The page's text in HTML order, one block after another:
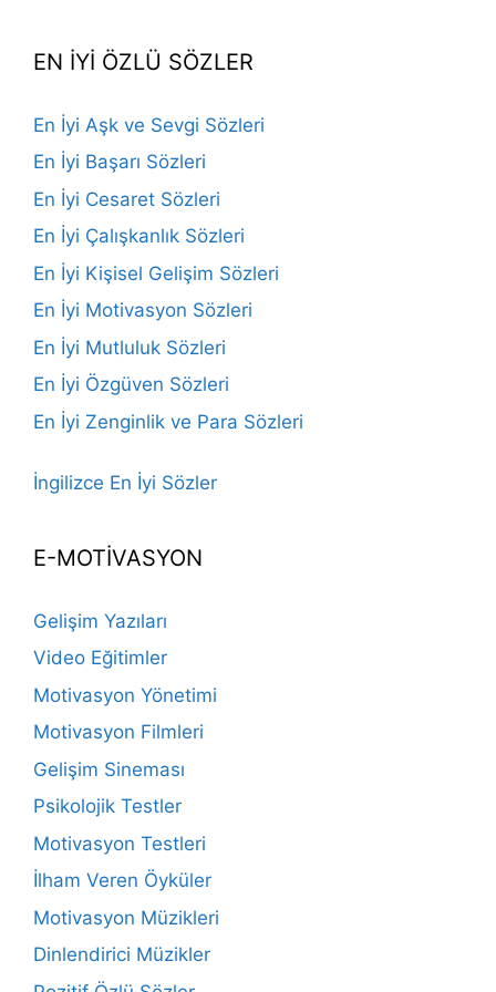
EN İYİ ÖZLÜ SÖZLER
En İyi Aşk ve Sevgi Sözleri
En İyi Başarı Sözleri
En İyi Cesaret Sözleri
En İyi Çalışkanlık Sözleri
En İyi Kişisel Gelişim Sözleri
En İyi Motivasyon Sözleri
En İyi Mutluluk Sözleri
En İyi Özgüven Sözleri
En İyi Zenginlik ve Para Sözleri
İngilizce En İyi Sözler
E-MOTİVASYON
Gelişim Yazıları
Video Eğitimler
Motivasyon Yönetimi
Motivasyon Filmleri
Gelişim Sineması
Psikolojik Testler
Motivasyon Testleri
İlham Veren Öyküler
Motivasyon Müzikleri
Dinlendirici Müzikler